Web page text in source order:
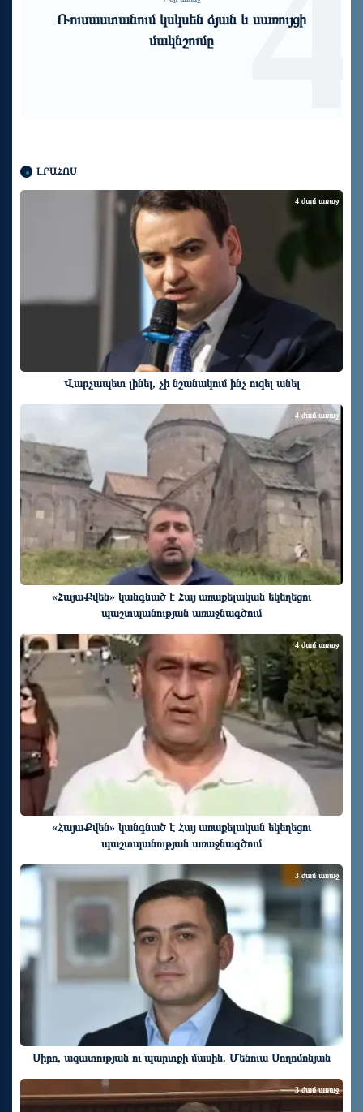
ԼՐԱՀՈՍ
Վարչապետ լինել, չի նշանակում ինչ ուզել անել
4 ժամ առաջ
«ՀայաՔվեն» կանգնած է Հայ առաքելական եկեղեցու
պաշտպանության առաջնագծում
4 ժամ առաջ
«ՀայաՔվեն» կանգնած է Հայ առաքելական եկեղեցու
պաշտպանության առաջնագծում
4 ժամ առաջ
Սիրո, ազատության ու պարտքի մասին. Մենուա Սողոմոնյան
3 ժամ առաջ
3 ժամ առաջ
Ռուսաստանում կսկսեն ձյան և սառույցի
մակնշումը